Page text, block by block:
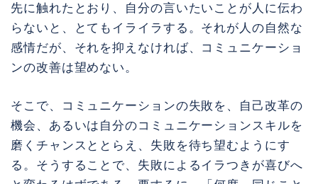
先に触れたとおり、自分の言いたいことが人に伝わ
らないと、とてもイライラする。それが人の自然な
感情だが、それを抑えなければ、コミュニケーショ
ンの改善は望めない。
そこで、コミュニケーションの失敗を、自己改革の
機会、あるいは自分のコミュニケーションスキルを
磨くチャンスととらえ、失敗を待ち望むようにす
る。そうすることで、失敗によるイラつきが喜びへ